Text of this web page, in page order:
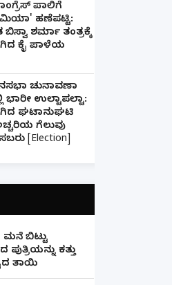
ಪಾಲಿಗೆ
ಹಣೆಪಟ್ಟಿ:
ಶರ್ಮಾ ತಂತ್ರಕ್ಕೆ
ಕೈ ಪಾಳೆಯ
ಚುನಾವಣಾ
ಭಾರೀ ಉಲ್ಟಾಪಲ್ಟಾ:
ಘಟಾನುಘಟಿ
ಗೆಲುವು
[Election]
ಮನೆ ಬಿಟ್ಟು
ಪುತ್ರಿಯನ್ನು ಕತ್ತು
ತಾಯಿ